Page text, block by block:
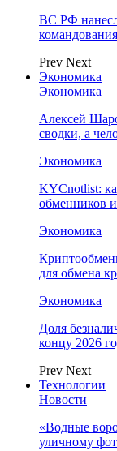
ВС РФ
Prev Next
Экономика
Экономика
Алексей
сводки, а
Экономика
KYCnotlist:
обменников
Экономика
для обмена
Экономика
Доля
концу 2026
Prev Next
Технологии
Новости
«Водные
уличному